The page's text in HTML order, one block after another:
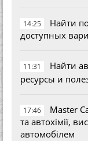
14:25
Найти
доступных
11:31
Найти
ресурсы и
17:46
Master
та автохімії,
автомобілем